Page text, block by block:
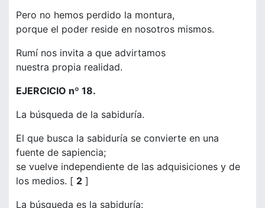
Pero no hemos perdido la montura,
porque el poder reside en nosotros mismos.
Rumí nos invita a que advirtamos
nuestra propia realidad.
EJERCICIO nº 18.
La búsqueda de la sabiduría.
El que busca la sabiduría se convierte en una
fuente de sapiencia;
se vuelve independiente de las adquisiciones y de
los medios. [ 2 ]
La búsqueda es la sabiduría: